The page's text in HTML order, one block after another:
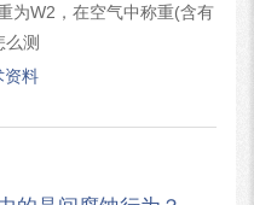
为W2，在空气中称重(含有
测
资料